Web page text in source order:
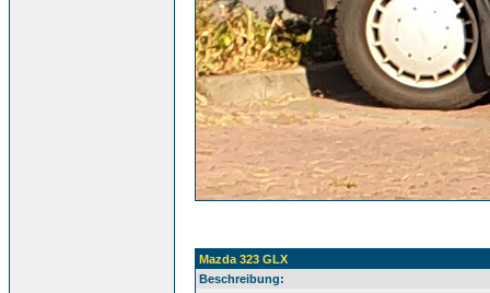
Mazda 323 GLX
Beschreibung: